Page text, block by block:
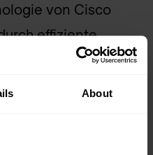
About
von Cisco
effiziente
und eine robuste